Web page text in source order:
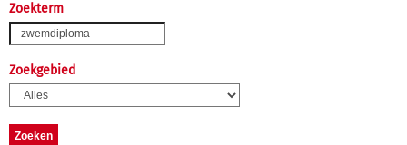
Zoekterm
Zoekgebied